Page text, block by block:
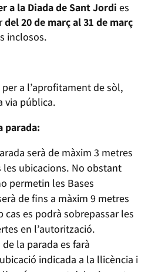
a la Diada de Sant Jordi es
del 20 de març al 31 de març
inclosos.
per a l’aprofitament de sòl,
via pública.
parada:
serà de màxim 3 metres
les ubicacions. No obstant
permetin les Bases
de fins a màxim 9 metres
cas es podrà sobrepassar les
en l’autorització.
la parada es farà
indicada a la llicència i